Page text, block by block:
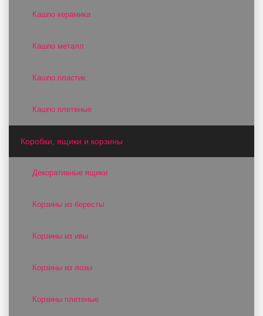
Кашпо керамика
Кашпо металл
Кашпо пластик
Кашпо плетеные
Коробки, ящики и корзины
Декоративные ящики
Корзины из бересты
Корзины из ивы
Корзины из лозы
Корзины плетеные